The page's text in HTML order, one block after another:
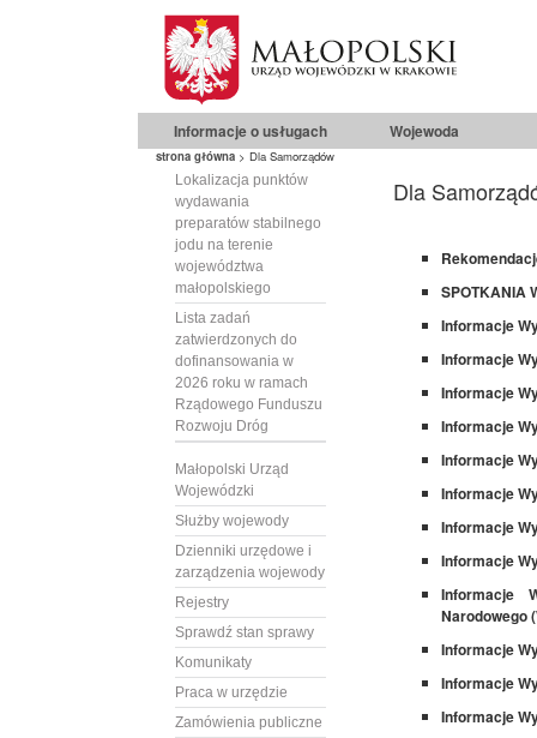
Informacje o usługach Wojewoda
strona główna > Dla Samorządów
Lokalizacja punktów
wydawania
preparatów stabilnego
jodu na terenie
województwa
małopolskiego
Lista zadań
zatwierdzonych do
dofinansowania w
2026 roku w ramach
Rządowego Funduszu
Rozwoju Dróg
Małopolski Urząd
Wojewódzki
Służby wojewody
Dzienniki urzędowe i
zarządzenia wojewody
Rejestry
Sprawdź stan sprawy
Komunikaty
Praca w urzędzie
Zamówienia publiczne
Dla
SPOTKANIA
Informacje
Informacje
Informacje
Informacje
Informacje
Informacje
Informacje
Informacje
Informacje
Narodowego
Informacje
Informacje
Informacje